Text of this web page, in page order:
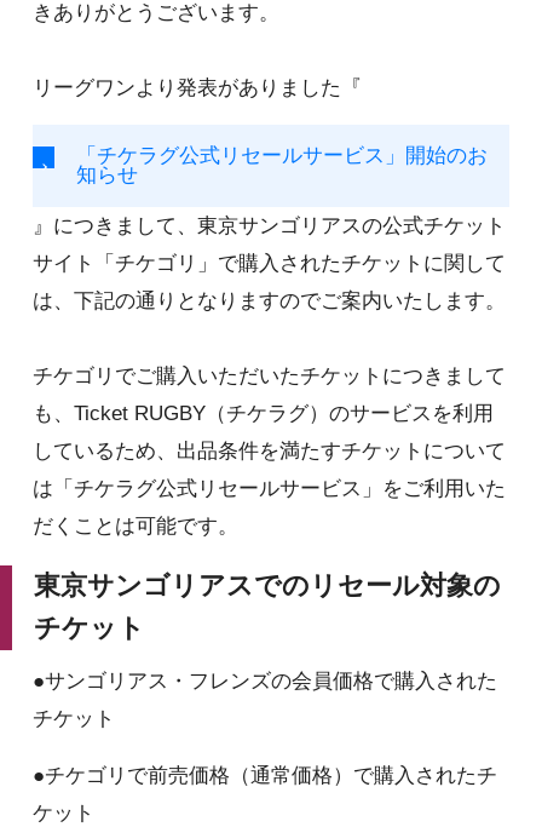
きありがとうございます。
リーグワンより発表がありました『
「チケラグ公式リセールサービス」開始のお
知らせ
』につきまして、東京サンゴリアスの公式チケット
サイト「チケゴリ」で購入されたチケットに関して
は、下記の通りとなりますのでご案内いたします。
チケゴリでご購入いただいたチケットにつきまして
も、Ticket RUGBY（チケラグ）のサービスを利用
しているため、出品条件を満たすチケットについて
は「チケラグ公式リセールサービス」をご利用いた
だくことは可能です。
東京サンゴリアスでのリセール対象の
チケット
●サンゴリアス・フレンズの会員価格で購入された
チケット
●チケゴリで前売価格（通常価格）で購入されたチ
ケット